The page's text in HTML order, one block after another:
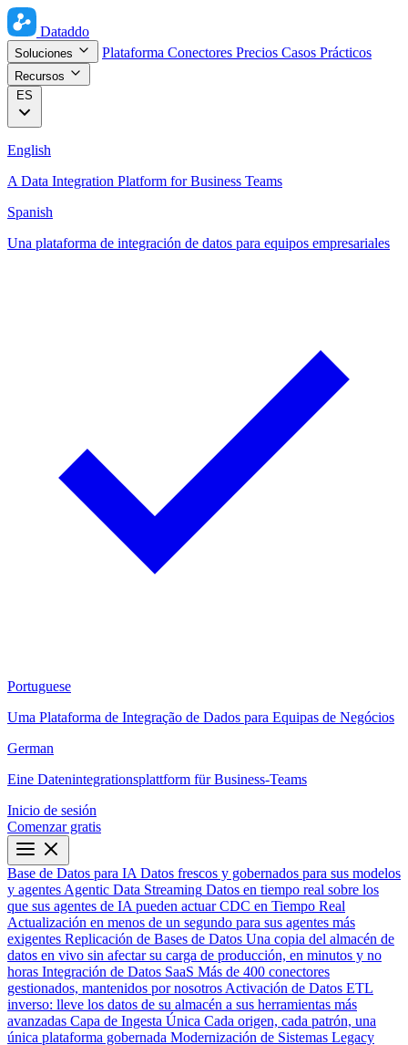
Dataddo
Soluciones Plataforma Conectores Precios Casos Prácticos
Recursos
ES
English
A Data Integration Platform for Business Teams
Spanish
Una plataforma de integración de datos para equipos empresariales
Portuguese
Uma Plataforma de Integração de Dados para Equipas de Negócios
German
Eine Datenintegrationsplattform für Business-Teams
Inicio de sesión
Comenzar gratis
Base de Datos para IA Datos frescos y gobernados para sus modelos
y agentes Agentic Data Streaming Datos en tiempo real sobre los
que sus agentes de IA pueden actuar CDC en Tiempo Real
Actualización en menos de un segundo para sus agentes más
exigentes Replicación de Bases de Datos Una copia del almacén de
datos en vivo sin afectar su carga de producción, en minutos y no
horas Integración de Datos SaaS Más de 400 conectores
gestionados, mantenidos por nosotros Activación de Datos ETL
inverso: lleve los datos de su almacén a sus herramientas más
avanzadas Capa de Ingesta Única Cada origen, cada patrón, una
única plataforma gobernada Modernización de Sistemas Legacy